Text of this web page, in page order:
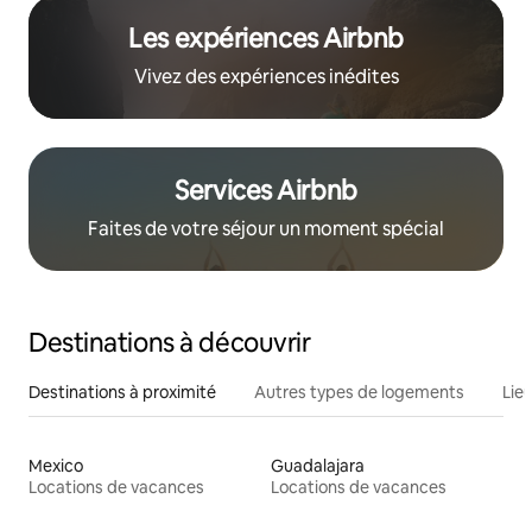
Les expériences Airbnb
Vivez des expériences inédites
Services Airbnb
Faites de votre séjour un moment spécial
Destinations à découvrir
Destinations à proximité Autres types de logements
Mexico
Locations de vacances
Guadalajara
Locations de vacances